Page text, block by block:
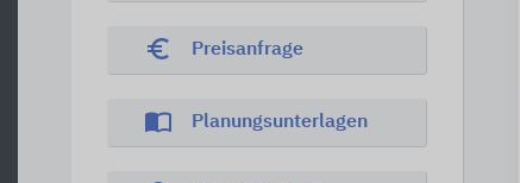
euro_symbol Preisanfrage
import_contacts Planungsunterlagen